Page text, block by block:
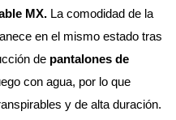
MX.
La comodidad de la
en el mismo estado tras
de pantalones de
con agua, por lo que
y de alta duración.